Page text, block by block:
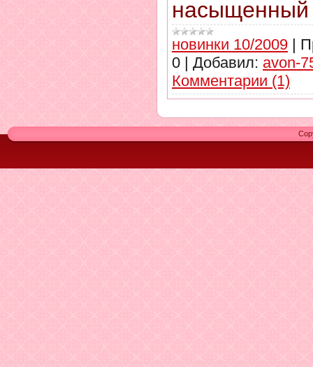
насыщенный
новинки 10/2009 |
0 | Добавил: avon-
Комментарии (1)